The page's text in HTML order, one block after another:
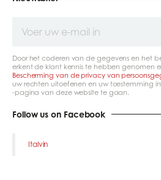
in
Door het coderen van de gegevens en het
erkent de klant kennis te hebben genomen
Bescherming van de privacy van
uw rechten uitoefenen en uw toestemming
-pagina van deze website te gaan.
Follow us on Facebook
Italvin